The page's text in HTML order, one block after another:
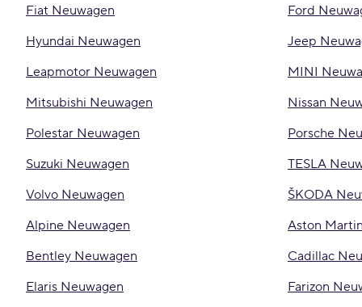
Fiat Neuwagen
Ford
Hyundai Neuwagen
Jeep
Leapmotor Neuwagen
MINI
Mitsubishi Neuwagen
Nissan
Polestar Neuwagen
Porsche
Suzuki Neuwagen
TESLA
Volvo Neuwagen
ŠKODA
Alpine Neuwagen
Aston
Bentley Neuwagen
Cadillac
Elaris Neuwagen
Farizon